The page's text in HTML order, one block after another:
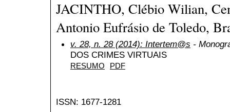
JACINTHO, Clébio Wilian,
Antonio Eufrásio de Toledo,
v. 28, n. 28 (2014): Intertem@s -
DOS CRIMES VIRTUAIS
RESUMO PDF
ISSN: 1677-1281